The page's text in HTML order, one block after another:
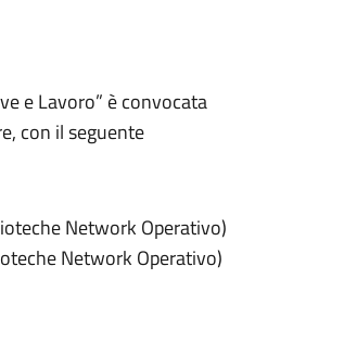
e Lavoro” è convocata
con il seguente
Network Operativo)
Network Operativo)